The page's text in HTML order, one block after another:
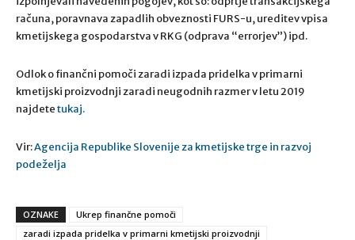
računa, poravnava zapadlih obveznosti FURS-u, ureditev vpisa
kmetijskega gospodarstva v RKG (odprava “errorjev”) ipd.
Odlok o finančni pomoči zaradi izpada pridelka v primarni
kmetijski proizvodnji zaradi neugodnih razmer v letu 2019
najdetetukaj.
Vir:Agencija Republike Slovenije za kmetijske trge in razvoj
podeželja
OZNAKE
Ukrep finančne pomoči
zaradi izpada pridelka v primarni kmetijski proizvodnji